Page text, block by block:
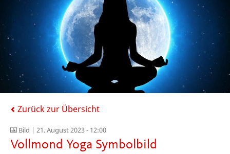
Zurück zur Übersicht
Bild | 21. August 2023 - 12:00
Vollmond Yoga Symbolbild